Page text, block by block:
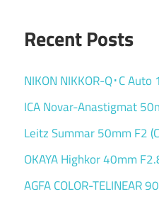
Recent Posts
NIKON NIKKOR-Q･C
ICA Novar-Anastigmat
Leitz Summar 50mm F2
OKAYA Highkor 40mm
AGFA COLOR-TELINEAR